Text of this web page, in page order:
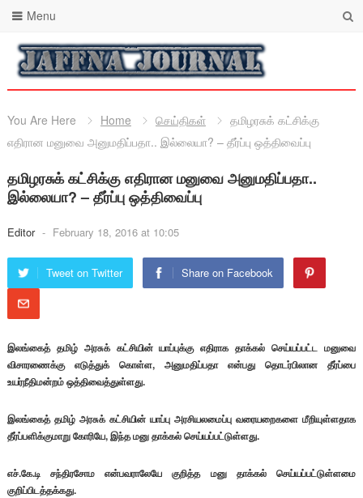
Menu
You Are Here Home செய்திகள்
தமிழரசுக் கட்சிக்கு
எதிரான மனுவை அனுமதிப்பதா.. இல்லையா? – தீர்ப்பு ஒத்திவைப்பு
தமிழரசுக் கட்சிக்கு எதிரான மனுவை அனுமதிப்பதா..
இல்லையா? – தீர்ப்பு ஒத்திவைப்பு
Editor - February 18, 2016 at 10:05
Tweet on Twitter Share on Facebook
இலங்கைத் தமிழ் அரசுக் கட்சியின் யாப்புக்கு எதிராக தாக்கல் செய்யப்பட்ட மனுவை
விசாரணைக்கு எடுத்துக் கொள்ள, அனுமதிப்பதா என்பது தொடர்பிலான தீர்ப்பை
உயர்நீதிமன்றம் ஒத்திவைத்துள்ளது.
இலங்கைத் தமிழ் அரசுக் கட்சியின் யாப்பு அரசியலமைப்பு வரையறைகளை மீறியுள்ளதாக
தீர்ப்பளிக்குமாறு கோரியே, இந்த மனு தாக்கல் செய்யப்பட்டுள்ளது.
எச்.கே.டி சந்திரசோம என்பவராலேயே குறித்த மனு தாக்கல் செய்யப்பட்டுள்ளமை
குறிப்பிடத்தக்கது.